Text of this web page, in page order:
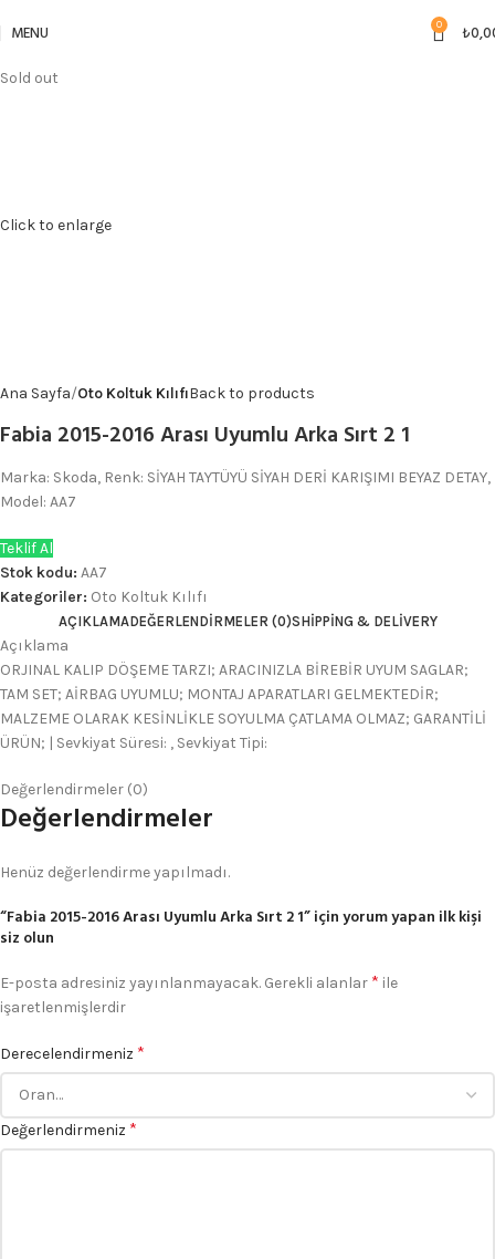
MENU 0 ₺
Sold out
Click to enlarge
Ana Sayfa Oto Koltuk KılıfıBack to products
Fabia 2015-2016 Arası Uyumlu Arka Sırt 2 1
Marka: Skoda, Renk: SİYAH TAYTÜYÜ SİYAH DERİ KARIŞIMI BEYAZ DETAY,
Model: AA7
Teklif Al
Stok kodu: AA7
Kategoriler: Oto Koltuk Kılıfı
AÇIKLAMADEĞERLENDIRMELER (0)SHIPPING & DELIVERY
Açıklama
ORJINAL KALIP DÖŞEME TARZI; ARACINIZLA BİREBİR UYUM SAGLAR;
TAM SET; AİRBAG UYUMLU; MONTAJ APARATLARI GELMEKTEDİR;
MALZEME OLARAK KESİNLİKLE SOYULMA ÇATLAMA OLMAZ; GARANTİLİ
ÜRÜN; | Sevkiyat Süresi: , Sevkiyat Tipi:
Değerlendirmeler (0)
Değerlendirmeler
Henüz değerlendirme yapılmadı.
“Fabia 2015-2016 Arası Uyumlu Arka Sırt 2 1” için yorum yapan ilk kişi
siz olun
E-posta adresiniz yayınlanmayacak. Gerekli alanlar * ile
işaretlenmişlerdir
Derecelendirmeniz *
Değerlendirmeniz *